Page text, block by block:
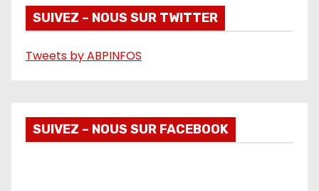
o
SUIVEZ – NOUS SUR TWITTER
Tweets by ABPINFOS
SUIVEZ – NOUS SUR FACEBOOK